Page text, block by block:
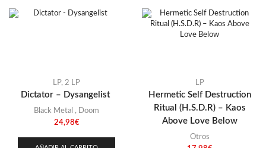
Sludge (35)
LP, 2 LP
Dictator – Dysangelist
Black Metal ,
Doom
24,98€
LP
Hermetic Self Destruction
Ritual (H.S.D.R) – Kaos
Above Love Below
Otros